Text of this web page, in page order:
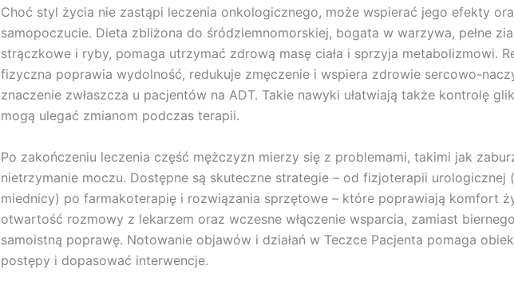
Choć styl życia nie zastąpi leczenia onkologicznego, może wspierać jego efekty
samopoczucie. Dieta zbliżona do śródziemnomorskiej, bogata w warzywa, pełne
strączkowe i ryby, pomaga utrzymać zdrową masę ciała i sprzyja metabolizmowi.
fizyczna poprawia wydolność, redukuje zmęczenie i wspiera zdrowie sercowo-
znaczenie zwłaszcza u pacjentów na ADT. Takie nawyki ułatwiają także kontrolę
mogą ulegać zmianom podczas terapii.
Po zakończeniu leczenia część mężczyzn mierzy się z problemami, takimi jak
nietrzymanie moczu. Dostępne są skuteczne strategie – od fizjoterapii urologicznej
miednicy) po farmakoterapię i rozwiązania sprzętowe – które poprawiają komfort
otwartość rozmowy z lekarzem oraz wczesne włączenie wsparcia, zamiast
samoistną poprawę. Notowanie objawów i działań w Teczce Pacjenta pomaga
postępy i dopasować interwencje.